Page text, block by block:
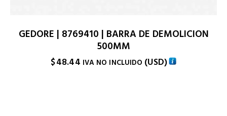
GEDORE | 8769410 | BARRA DE DEMOLICION
500MM
$48.44 IVA NO INCLUIDO (USD)